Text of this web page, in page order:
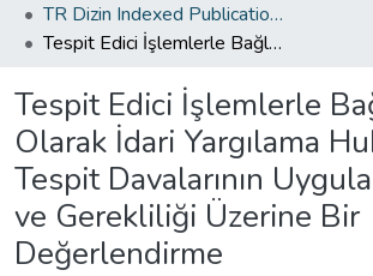
TR Dizin Indexed Publications
Tespit Edici İşlemlerle Bağlantılı Olarak İdari Yargılama Hukukunda Tespit Davalarının Uygulama Alanı ve Gerekliliği Üzerine Bir Değerlendirme
Tespit Edici İşlemlerle
Olarak İdari Yargılama
Tespit Davalarının
ve Gerekliliği Üzerine Bir
Değerlendirme